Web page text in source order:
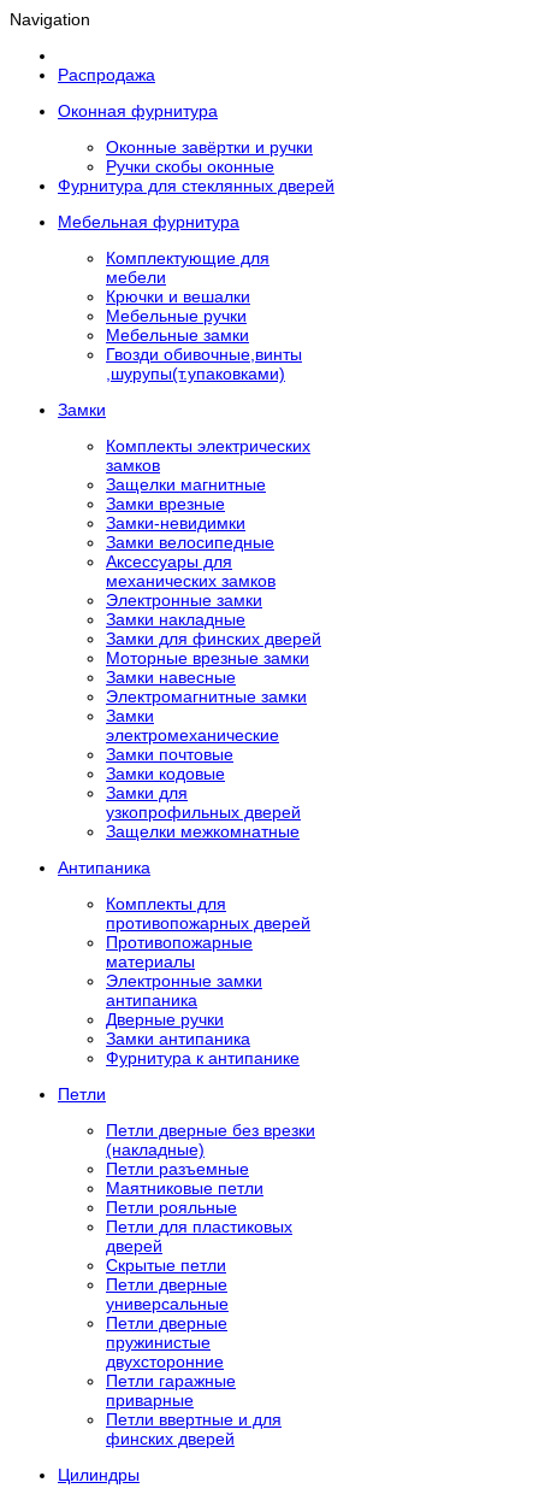
Navigation
Распродажа
Оконная фурнитура
Оконные завёртки и ручки
Ручки скобы оконные
Фурнитура для стеклянных дверей
Мебельная фурнитура
Комплектующие для
мебели
Крючки и вешалки
Мебельные ручки
Мебельные замки
Гвозди обивочные,винты
,шурупы(т.упаковками)
Замки
Комплекты электрических
замков
Защелки магнитные
Замки врезные
Замки-невидимки
Замки велосипедные
Аксессуары для
механических замков
Электронные замки
Замки накладные
Замки для финских дверей
Моторные врезные замки
Замки навесные
Электромагнитные замки
Замки
электромеханические
Замки почтовые
Замки кодовые
Замки для
узкопрофильных дверей
Защелки межкомнатные
Антипаника
Комплекты для
противопожарных дверей
Противопожарные
материалы
Электронные замки
антипаника
Дверные ручки
Замки антипаника
Фурнитура к антипанике
Петли
Петли дверные без врезки
(накладные)
Петли разъемные
Маятниковые петли
Петли рояльные
Петли для пластиковых
дверей
Скрытые петли
Петли дверные
универсальные
Петли дверные
пружинистые
двухсторонние
Петли гаражные
приварные
Петли ввертные и для
финских дверей
Цилиндры